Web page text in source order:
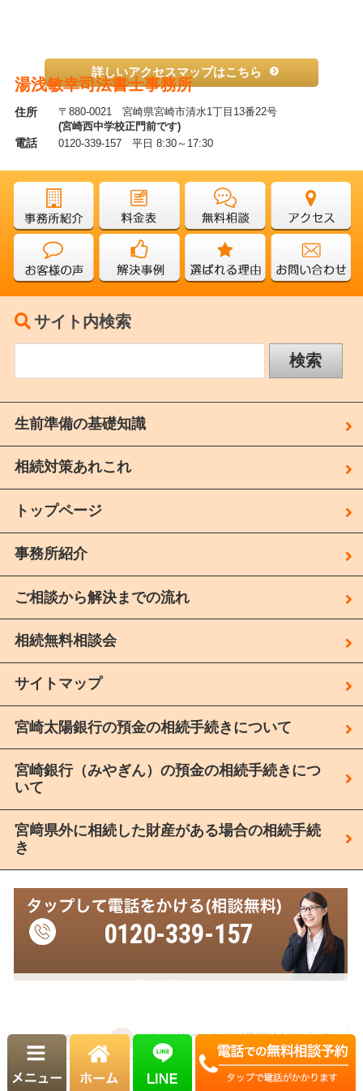
湯浅敏幸司法書士事務所
住所
〒880-0021 宮崎県宮崎市清水1丁目13番22号
(宮崎西中学校正門前です)
電話 0120-339-157 平日 8:30～17:30
詳しいアクセスマップはこちら
サイト内検索
生前準備の基礎知識
相続対策あれこれ
トップページ
事務所紹介
ご相談から解決までの流れ
相続無料相談会
サイトマップ
宮崎太陽銀行の預金の相続手続きについて
宮崎銀行（みやぎん）の預金の相続手続きにつ
いて
宮﨑県外に相続した財産がある場合の相続手続
き
0120-339-157
受付時間